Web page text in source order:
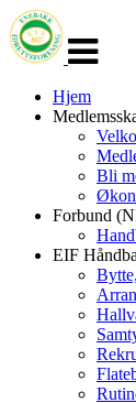
navigasjon
Hjem
Bli
Forbund
EIF